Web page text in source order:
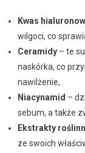
Kwas
wilgoci, co
Ceramidy– te
naskórka, co
nawilżenie,
Niacynamid –
sebum, a także
Ekstrakty
ze swoich